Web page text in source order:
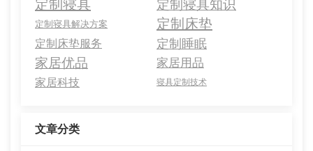
定制寝具 定制寝具知识
定制寝具解决方案 定制床垫
定制床垫服务 定制睡眠
家居优品 家居用品
家居科技 寝具定制技术
文章分类